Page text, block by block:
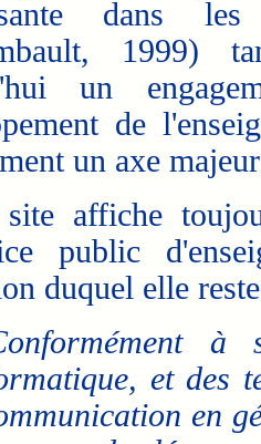
dans
1999)
un
de
un axe
affiche
public
duquel elle
à
et des
en